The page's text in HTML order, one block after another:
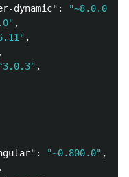
dynamic" : "~8.0.0"
,
,
,
,
: "~0.800.0" ,
,